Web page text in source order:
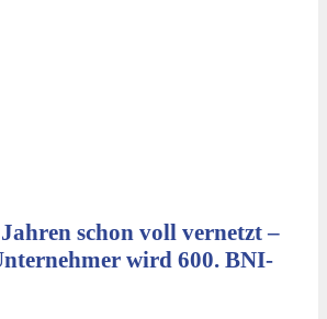
schon voll vernetzt –
wird 600. BNI-